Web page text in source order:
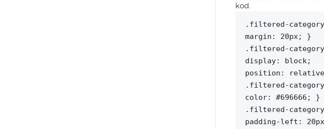
kod.
.filtered-
margin: 20px; }
.filtered-
display: block;
position:
.filtered-
color: #696666; }
.filtered-
padding-left: